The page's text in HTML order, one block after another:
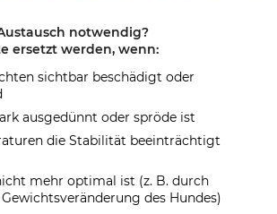
notwendig?
ersetzt werden, wenn:
sichtbar beschädigt oder
ausgedünnt oder spröde ist
die Stabilität beeinträchtigt
mehr optimal ist (z. B. durch
des Hundes)